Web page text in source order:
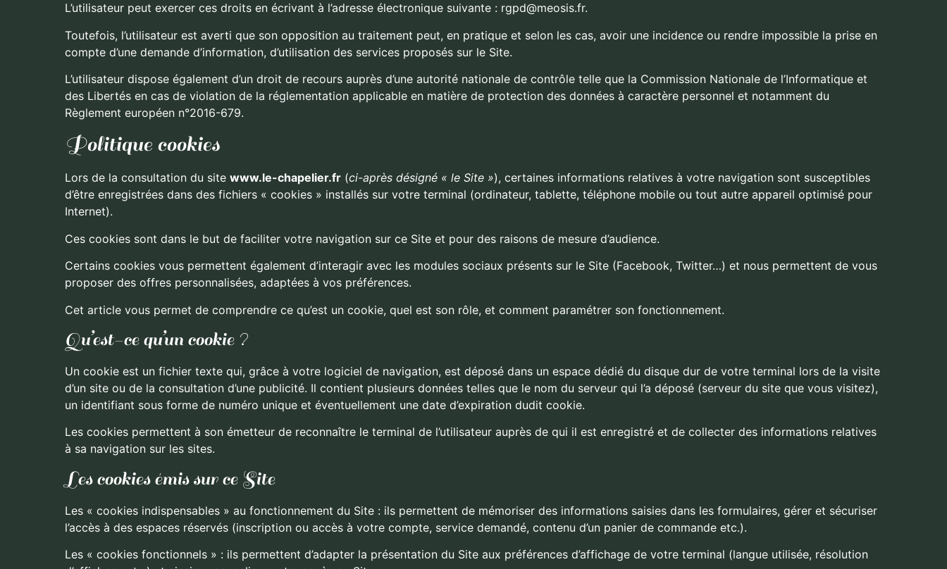
L’utilisateur peut exercer ces droits en écrivant à l’adresse électronique suivante : rgpd@meosis.fr.
Toutefois, l’utilisateur est averti que son opposition au traitement peut, en pratique et selon les cas, avoir une incidence ou rendre impossible la prise en
compte d’une demande d’information, d’utilisation des services proposés sur le Site.
L’utilisateur dispose également d’un droit de recours auprès d’une autorité nationale de contrôle telle que la Commission Nationale de l’Informatique et
des Libertés en cas de violation de la réglementation applicable en matière de protection des données à caractère personnel et notamment du
Règlement européen n°2016-679.
Politique cookies
Lors de la consultation du site www.le-chapelier.fr (ci-après désigné « le Site »), certaines informations relatives à votre navigation sont susceptibles
d’être enregistrées dans des fichiers « cookies » installés sur votre terminal (ordinateur, tablette, téléphone mobile ou tout autre appareil optimisé pour
Internet).
Ces cookies sont dans le but de faciliter votre navigation sur ce Site et pour des raisons de mesure d’audience.
Certains cookies vous permettent également d’interagir avec les modules sociaux présents sur le Site (Facebook, Twitter…) et nous permettent de vous
proposer des offres personnalisées, adaptées à vos préférences.
Cet article vous permet de comprendre ce qu’est un cookie, quel est son rôle, et comment paramétrer son fonctionnement.
Qu’est-ce qu’un cookie ?
Un cookie est un fichier texte qui, grâce à votre logiciel de navigation, est déposé dans un espace dédié du disque dur de votre terminal lors de la visite
d’un site ou de la consultation d’une publicité. Il contient plusieurs données telles que le nom du serveur qui l’a déposé (serveur du site que vous visitez),
un identifiant sous forme de numéro unique et éventuellement une date d’expiration dudit cookie.
Les cookies permettent à son émetteur de reconnaître le terminal de l’utilisateur auprès de qui il est enregistré et de collecter des informations relatives
à sa navigation sur les sites.
Les cookies émis sur ce Site
Les « cookies indispensables » au fonctionnement du Site : ils permettent de mémoriser des informations saisies dans les formulaires, gérer et sécuriser
l’accès à des espaces réservés (inscription ou accès à votre compte, service demandé, contenu d’un panier de commande etc.).
Les « cookies fonctionnels » : ils permettent d’adapter la présentation du Site aux préférences d’affichage de votre terminal (langue utilisée, résolution